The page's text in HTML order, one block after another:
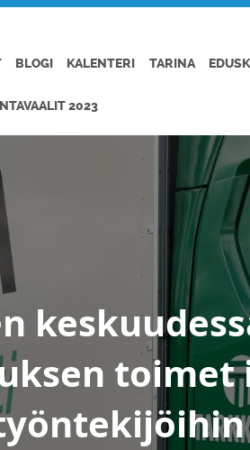
BLOGI KALENTERI TARINA
2023
toimet